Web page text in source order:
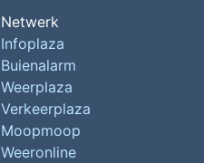
Netwerk
Infoplaza
Buienalarm
Weerplaza
Verkeerplaza
Moopmoop
Weeronline